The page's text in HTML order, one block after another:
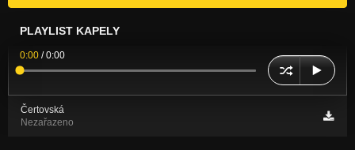
PLAYLIST KAPELY
0:00 /0:00
Čertovská
Nezařazeno